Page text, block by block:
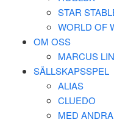
STAR
WORLD OF
OM OSS
MARCUS
SÄLLSKAPSSPEL
ALIAS
CLUEDO
MED